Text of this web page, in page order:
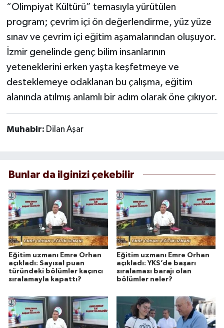
“Olimpiyat Kültürü” temasıyla yürütülen
program; çevrim içi ön değerlendirme, yüz yüze
sınav ve çevrim içi eğitim aşamalarından oluşuyor.
İzmir genelinde genç bilim insanlarının
yeteneklerini erken yaşta keşfetmeye ve
desteklemeye odaklanan bu çalışma, eğitim
alanında atılmış anlamlı bir adım olarak öne çıkıyor.
Muhabir: Dilan Aşar
Bunlar da ilginizi çekebilir
Eğitim uzmanı Emre Orhan
açıkladı: Sayısal puan
türündeki bölümler kaçıncı
sıralamayla kapattı?
Eğitim uzmanı Emre Orhan
açıkladı: YKS’de başarı
sıralaması barajı olan
bölümler neler?